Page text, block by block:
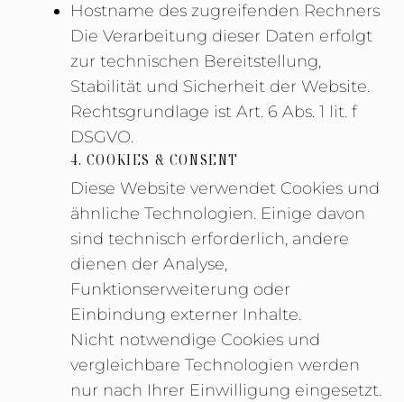
Hostname des zugreifenden Rechners
Die Verarbeitung dieser Daten erfolgt
zur technischen Bereitstellung,
Stabilität und Sicherheit der Website.
Rechtsgrundlage ist Art. 6 Abs. 1 lit. f
DSGVO.
4. COOKIES & CONSENT
Diese Website verwendet Cookies und
ähnliche Technologien. Einige davon
sind technisch erforderlich, andere
dienen der Analyse,
Funktionserweiterung oder
Einbindung externer Inhalte.
Nicht notwendige Cookies und
vergleichbare Technologien werden
nur nach Ihrer Einwilligung eingesetzt.